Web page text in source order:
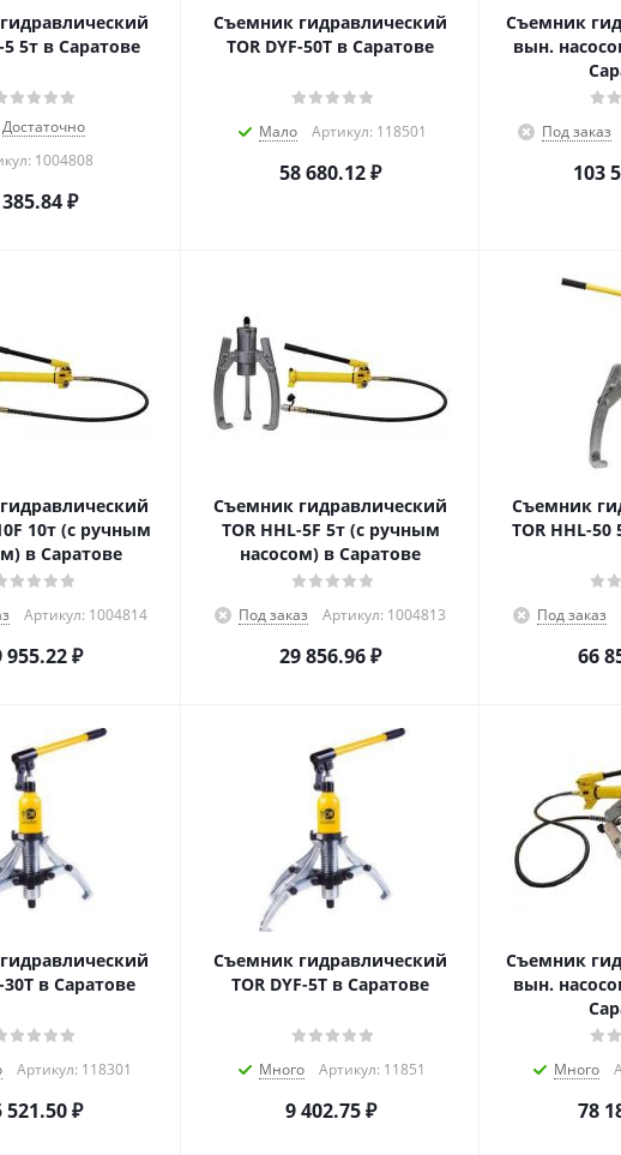
5 5т в Саратове
Достаточно
1004808
₽
Съемник гидравлический
TOR DYF-50T в Саратове
Мало Артикул: 118501
58 680.12₽
Съемник
вын. насосом TOR
Под заказ
103
10т (с ручным
в Саратове
Артикул: 1004814
955.22₽
Съемник гидравлический
TOR HHL-5F 5т (с ручным
насосом) в Саратове
Под заказ Артикул: 1004813
29 856.96₽
Съемник
TOR HHL-50
Под заказ
66
30T в Саратове
Артикул: 118301
521.50₽
Съемник гидравлический
TOR DYF-5T в Саратове
Много Артикул: 11851
9 402.75₽
Съемник
вын. насосом TOR
Много
78